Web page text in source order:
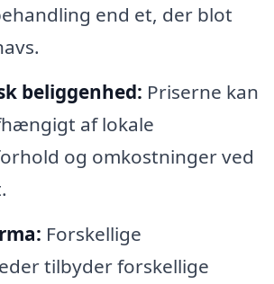
end et, der blot
beliggenhed: Priserne kan
af lokale
og omkostninger ved
Forskellige
tilbyder forskellige